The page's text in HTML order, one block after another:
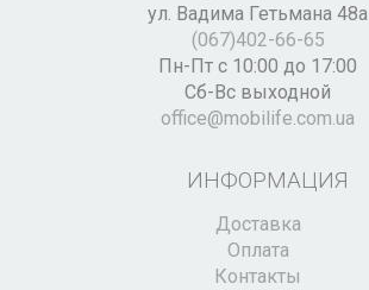
ул. Вадима Гетьмана 48а
(067)402-66-65
Пн-Пт с 10:00 до 17:00
Сб-Вс выходной
office@mobilife.com.ua
ИНФОРМАЦИЯ
Доставка
Оплата
Контакты